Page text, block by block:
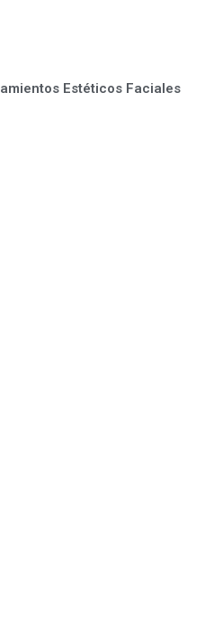
Estéticos Faciales